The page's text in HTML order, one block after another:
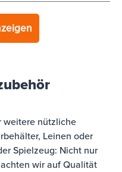
weitere nützliche
Leinen oder
Spielzeug: Nicht nur
wir auf Qualität